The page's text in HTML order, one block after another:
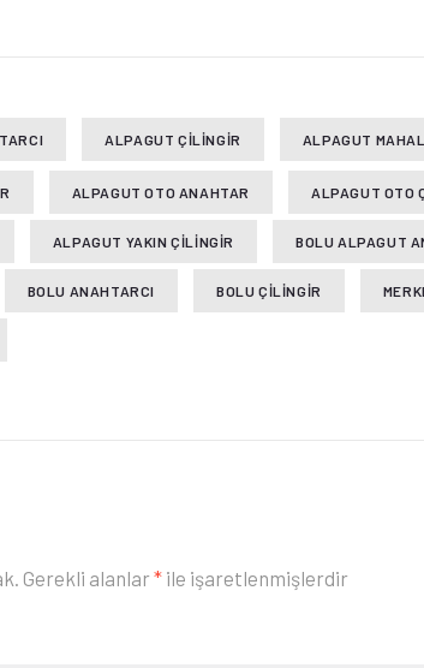
ALPAGUT ÇILINGIR ALPAGUT
ALPAGUT OTO ANAHTAR ALPAGUT OTO
ALPAGUT YAKIN ÇILINGIR BOLU ALPAGUT
BOLU ANAHTARCI BOLU ÇILINGIR
Gerekli alanlar* ile işaretlenmişlerdir